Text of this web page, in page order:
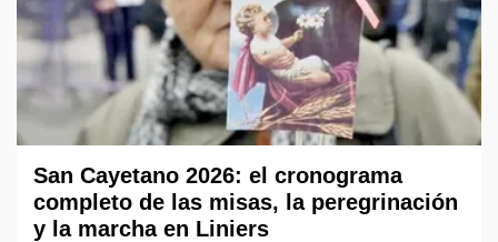
San Cayetano 2026: el cronograma
completo de las misas, la peregrinación
y la marcha en Liniers